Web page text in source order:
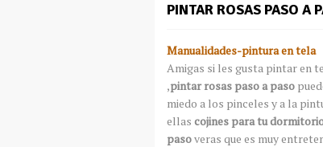
PINTAR ROSAS PASO A
Manualidades-pintura en tela
Amigas si les gusta pintar en
,pintar rosas paso a paso
miedo a los pinceles y a la
ellas cojines para tu
pasoveras que es muy